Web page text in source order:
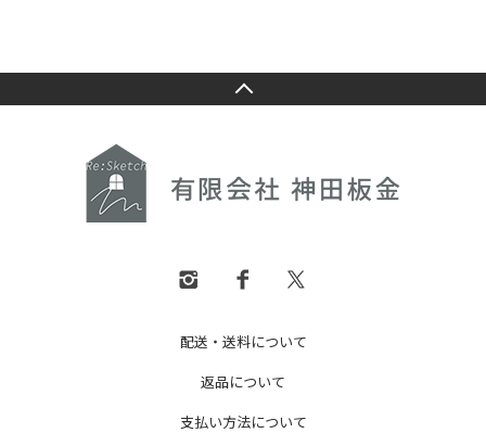
配送・送料について
返品について
支払い方法について